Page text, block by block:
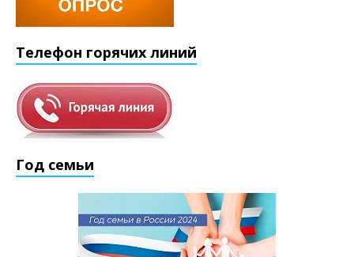
Телефон горячих линий
Год семьи